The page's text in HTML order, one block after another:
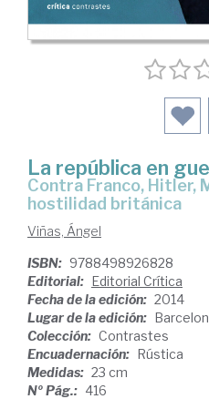
La república en
contra Franco, Hitler, Mussolini y la
hostilidad británica
Viñas, Ángel
ISBN: 9788498926828
Editorial: Editorial Crítica
Fecha de la edición: 2014
Lugar de la edición:
Colección: Contrastes
Encuadernación: Rústica
Medidas: 23 cm
Nº Pág.: 416